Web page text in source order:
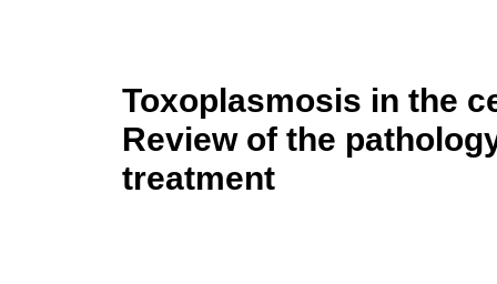
Toxoplasmosis in the
Review of the
treatment